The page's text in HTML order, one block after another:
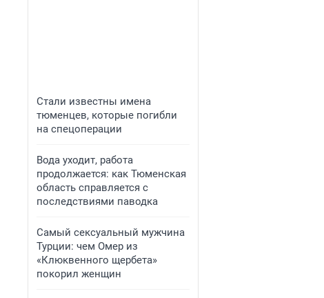
Стали известны имена
тюменцев, которые погибли
на спецоперации
Вода уходит, работа
продолжается: как Тюменская
область справляется с
последствиями паводка
Самый сексуальный мужчина
Турции: чем Омер из
«Клюквенного щербета»
покорил женщин